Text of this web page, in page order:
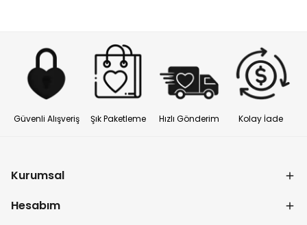
Güvenli Alışveriş Şık Paketleme Hızlı Gönderim Kolay İade
Kurumsal
Hesabım